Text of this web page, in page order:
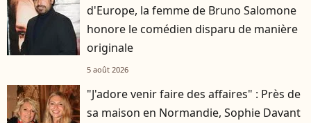
d'Europe, la femme de Bruno Salomone
honore le comédien disparu de manière
originale
5 août 2026
"J'adore venir faire des affaires" : Près de
sa maison en Normandie, Sophie Davant